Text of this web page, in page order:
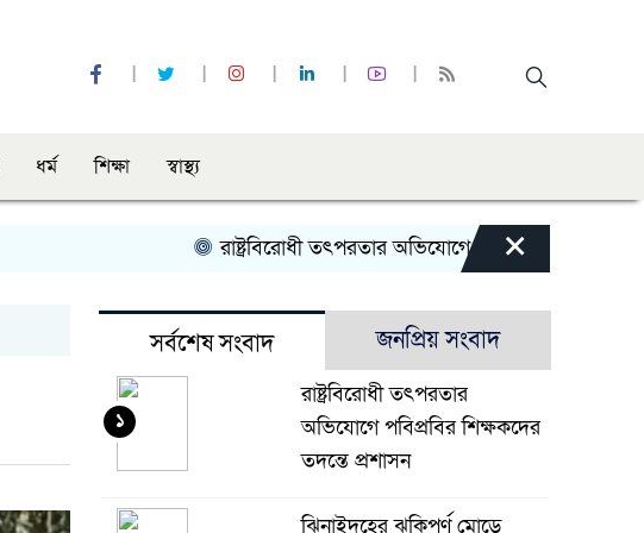
ধর্ম শিক্ষা স্বাস্থ্য
রাষ্ট্রবিরোধী তৎপরতার অভিযোগে পবিপ্রবির শিক্ষকদের তদন্তে
×
সর্বশেষ সংবাদ জনপ্রিয় সংবাদ
রাষ্ট্রবিরোধী তৎপরতার
অভিযোগে পবিপ্রবির শিক্ষকদের
তদন্তে প্রশাসন
১
ঝিনাইদহের ঝুকিপূর্ণ মোড়ে